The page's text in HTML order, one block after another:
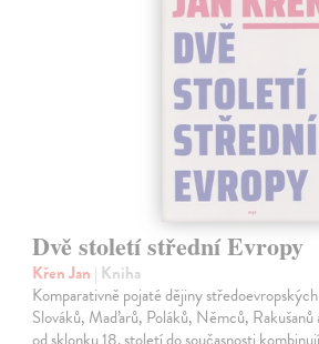
Dvě století střední Evropy
Křen Jan | Kniha
Komparativně pojaté dějiny
Slováků, Maďarů, Poláků, Němců,
od sklonku 18. století do současnosti